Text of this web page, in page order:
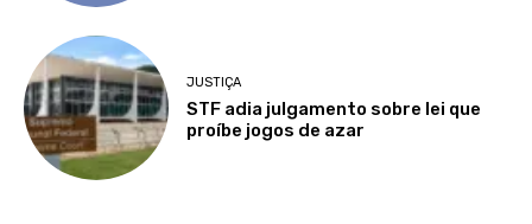
JUSTIÇA
STF adia julgamento sobre lei que
proíbe jogos de azar